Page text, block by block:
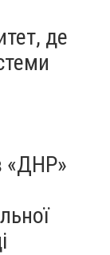
де
«ДНР»